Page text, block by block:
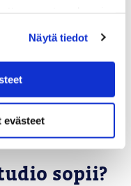
Näytä tiedot
evästeet
lukittu
tapaan.
on hyvä
ilman hintavia
sopii?